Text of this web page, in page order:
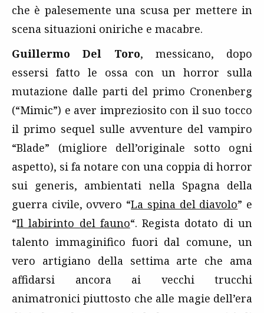
che è palesemente una scusa per mettere in
scena situazioni oniriche e macabre.
Guillermo Del Toro, messicano, dopo
essersi fatto le ossa con un horror sulla
mutazione dalle parti del primo Cronenberg
(“Mimic”) e aver impreziosito con il suo tocco
il primo sequel sulle avventure del vampiro
“Blade” (migliore dell’originale sotto ogni
aspetto), si fa notare con una coppia di horror
sui generis, ambientati nella Spagna della
guerra civile, ovvero “La spina del diavolo” e
“Il labirinto del fauno“. Regista dotato di un
talento immaginifico fuori dal comune, un
vero artigiano della settima arte che ama
affidarsi ancora ai vecchi trucchi
animatronici piuttosto che alle magie dell’era